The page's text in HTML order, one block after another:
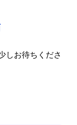
しお待ちくださ